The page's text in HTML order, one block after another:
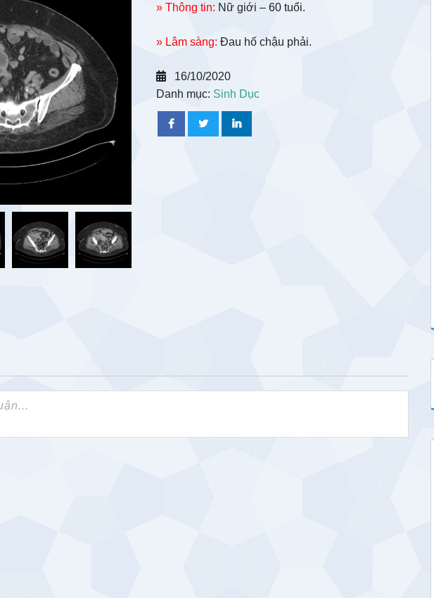
» Thông tin: Nữ giới – 60 tuổi.
» Lâm sàng: Đau hố chậu phải.
16/10/2020
Danh mục: Sinh Dục